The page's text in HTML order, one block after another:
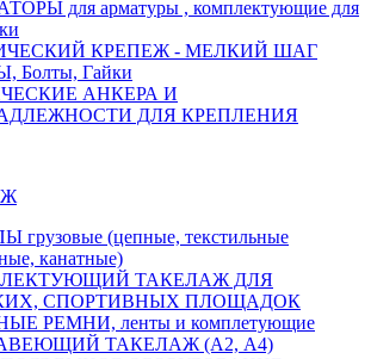
для арматуры , комплектующие для
КРЕПЕЖ - МЕЛКИЙ ШАГ
Болты, Гайки
АНКЕРА И
ДЛЯ КРЕПЛЕНИЯ
грузовые (цепные, текстильные
канатные)
ТАКЕЛАЖ ДЛЯ
СПОРТИВНЫХ ПЛОЩАДОК
РЕМНИ, ленты и комплетующие
ТАКЕЛАЖ (А2, А4)